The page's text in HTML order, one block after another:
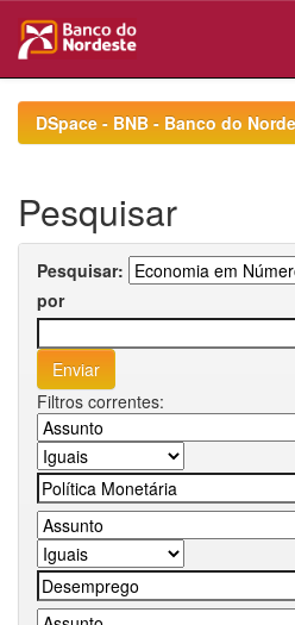
navigationDSpace - BNB - Banco do
Pesquisar
Pesquisar:
por
Filtros correntes: